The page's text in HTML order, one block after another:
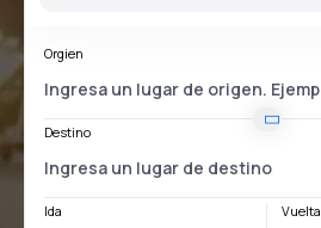
Orgien
Destino
Ida Vuelta